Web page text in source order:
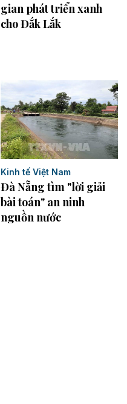
gian phát triển xanh
cho Đắk Lắk
Kinh tế Việt Nam
Đà Nẵng tìm "lời giải
bài toán" an ninh
nguồn nước